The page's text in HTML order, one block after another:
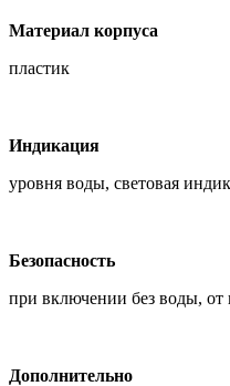
Материал корпуса
пластик
Индикация
уровня воды, световая
Безопасность
при включении без воды, от
Дополнительно